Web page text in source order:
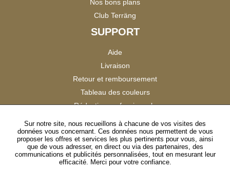
Nos bons plans
Club Terräng
SUPPORT
Aide
Livraison
Retour et remboursement
Tableau des couleurs
Réduction professionnels
Catalogues
Satisfaction Clients
SUIVEZ-NOUS
Sur notre site, nous recueillons à chacune de vos visites des
données vous concernant. Ces données nous permettent de vous
proposer les offres et services les plus pertinents pour vous, ainsi
que de vous adresser, en direct ou via des partenaires, des
communications et publicités personnalisées, tout en mesurant leur
efficacité. Merci pour votre confiance.